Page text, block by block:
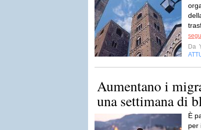
Da
Aumentano i
una settimana di
È
per